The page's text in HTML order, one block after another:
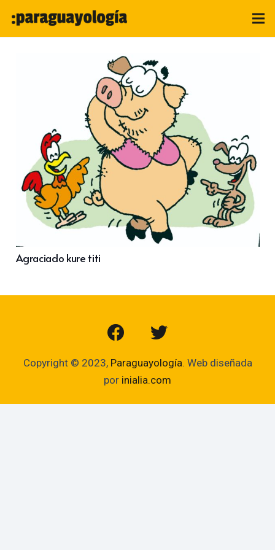
Agraciado kure titi
Copyright © 2023, Paraguayología. Web diseñada
por inialia.com